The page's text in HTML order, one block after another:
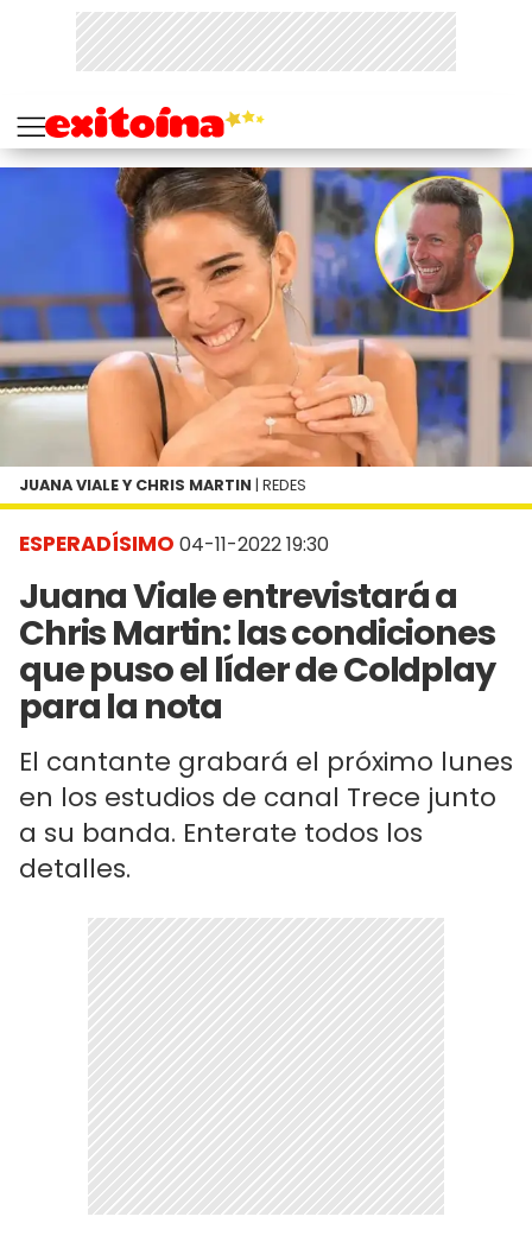
ESPERADÍSIMO 04-11-2022 19:30
Juana Viale entrevistará a
Chris Martin: las condiciones
que puso el líder de Coldplay
para la nota
El cantante grabará el próximo lunes
en los estudios de canal Trece junto
a su banda. Enterate todos los
detalles.
JUANA VIALE Y CHRIS MARTIN | REDES